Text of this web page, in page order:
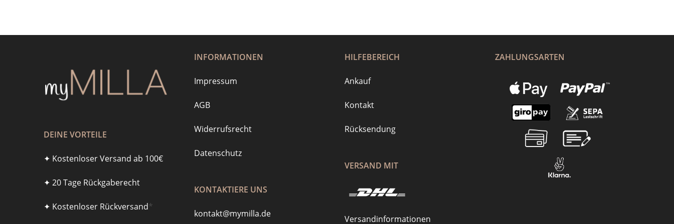
DEINE VORTEILE
✦ Kostenloser Versand ab 100€
✦ 20 Tage Rückgaberecht
✦ Kostenloser Rückversand*
INFORMATIONEN
Impressum
AGB
Widerrufsrecht
Datenschutz
KONTAKTIERE UNS
kontakt@mymilla.de
HILFEBEREICH
Ankauf
Kontakt
Rücksendung
VERSAND MIT
Versandinformationen
ZAHLUNGSARTEN